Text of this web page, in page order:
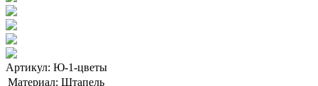
Артикул: Ю-1-цветы
Материал: Штапель